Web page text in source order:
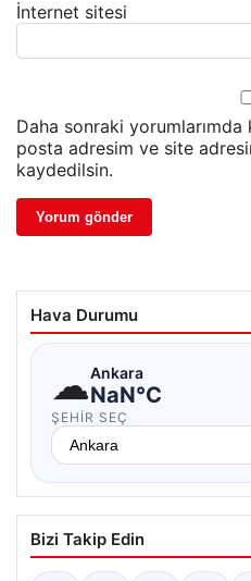
İnternet sitesi
Daha sonraki yorumlarımda
posta adresim ve site
kaydedilsin.
Hava Durumu
☁Ankara
NaN°C
ŞEHIR SEÇ
Bizi Takip Edin